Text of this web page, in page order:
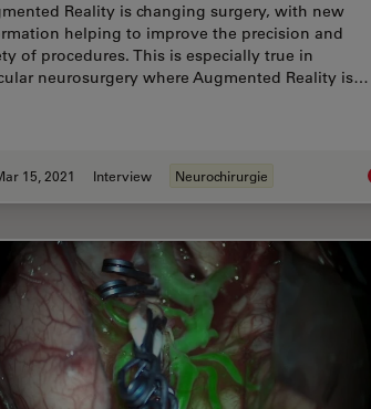
Reality is changing surgery, with new
helping to improve the precision and
of procedures. This is especially true in
neurosurgery where Augmented Reality is…
15, 2021 Interview Neurochirurgie